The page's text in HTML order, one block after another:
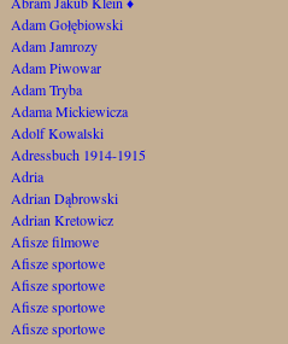
Adam Gołębiowski
Adam Jamrozy
Adam Piwowar
Adam Tryba
Adama Mickiewicza
Adolf Kowalski
Adressbuch 1914-1915
Adria
Adrian Dąbrowski
Adrian Kretowicz
Afisze filmowe
Afisze sportowe
Afisze sportowe
Afisze sportowe
Afisze sportowe